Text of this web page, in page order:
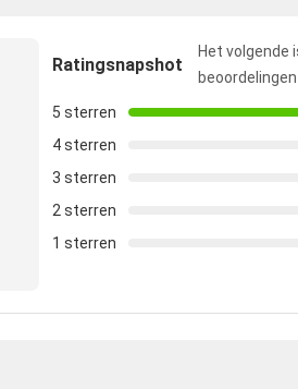
Ratingsnapshot
Het volgende
beoordelingen
5 sterren
4 sterren
3 sterren
2 sterren
1 sterren